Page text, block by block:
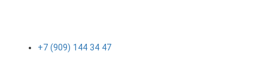
+7 (909) 144 34 47